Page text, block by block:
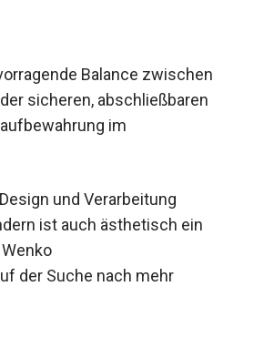
Balance zwischen
sicheren, abschließbaren
im
und Verarbeitung
ist auch ästhetisch ein
der Suche nach mehr